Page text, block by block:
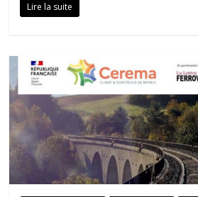
Lire la suite